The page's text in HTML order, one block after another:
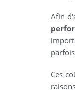
Afin
Ces